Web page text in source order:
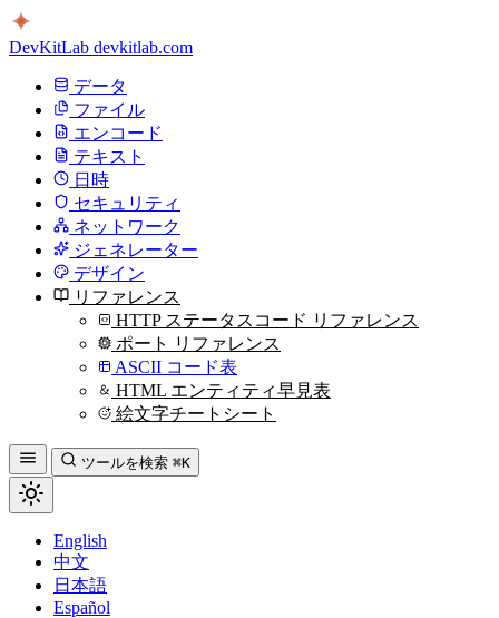
DevKitLab devkitlab.com
データ
ファイル
エンコード
テキスト
日時
セキュリティ
ネットワーク
ジェネレーター
デザイン
リファレンス
HTTP ステータスコード リファレンス
ポート リファレンス
ASCII コード表
HTML エンティティ早見表
絵文字チートシート
ツールを検索 ⌘K
English
中文
日本語
Español